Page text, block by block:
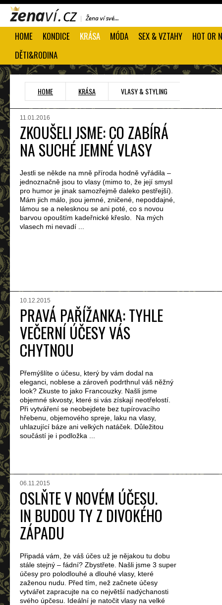
HOME KONDICE KRÁSA MÓDA SEX & VZTAHY
HOT OR
DĚTI&RODINA
HOME KRÁSA VLASY & STYLING
11.01.2016
ZKOUŠELI JSME: CO ZABÍRÁ
NA SUCHÉ JEMNÉ VLASY
Jestli se někde na mně příroda hodně vyřádila –
jednoznačně jsou to vlasy (mimo to, že její smysl
pro humor je jinak samozřejmě daleko pestřejší).
Mám jich málo, jsou jemné, zničené, nepoddajné,
lámou se a nelesknou se ani poté, co s novou
barvou opouštím kadeřnické křeslo. Na mých
vlasech mi nevadí ...
10.12.2015
PRAVÁ PAŘÍŽANKA: TYHLE
VEČERNÍ ÚČESY VÁS
CHYTNOU
Přemýšlíte o účesu, který by vám dodal na
eleganci, noblese a zároveň podrthnul váš něžný
look? Zkuste to jako Francouzky. Našli jsme
objemné skvosty, které si vás získají neotřelostí.
Při vytváření se neobejdete bez tupírovacího
hřebenu, objemového spreje, laku na vlasy,
uhlazující báze ani velkých natáček. Důležitou
součástí je i podložka ...
06.11.2015
OSLŇTE V NOVÉM ÚČESU.
IN BUDOU TY Z DIVOKÉHO
ZÁPADU
Připadá vám, že váš účes už je nějakou tu dobu
stále stejný – fádní? Zbystřete. Našli jsme 3 super
účesy pro polodlouhé a dlouhé vlasy, které
zaženou nudu. Před tím, než začnete účesy
vytvářet zapracujte na co největší nadýchanosti
svého úpčesu. Ideální je natočit vlasy na velké